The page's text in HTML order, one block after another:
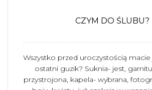
CZYM DO ŚLUBU?
Wszystko przed uroczystością
ostatni guzik? Suknia- jest,
przystrojona, kapela- wybrana,